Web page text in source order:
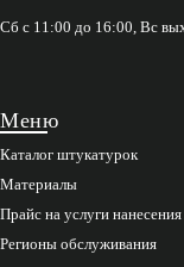
Сб с 11:00 до 16:00, Вс
Меню
Каталог штукатурок
Материалы
Прайс на услуги нанесения
Регионы обслуживания